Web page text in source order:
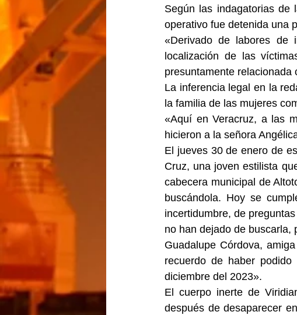
Según las indagatorias de
operativo fue detenida una
«Derivado de labores de
localización de las
presuntamente
La inferencia legal en la
la familia de las mujeres
«Aquí en Veracruz, a las
hicieron a la señora
El jueves 30 de enero de
Cruz, una joven estilista
cabecera municipal de
buscándola. Hoy se
incertidumbre, de
no han dejado de buscarla,
Guadalupe Córdova,
recuerdo de haber
diciembre del 2023».
El cuerpo inerte de
después de desaparecer